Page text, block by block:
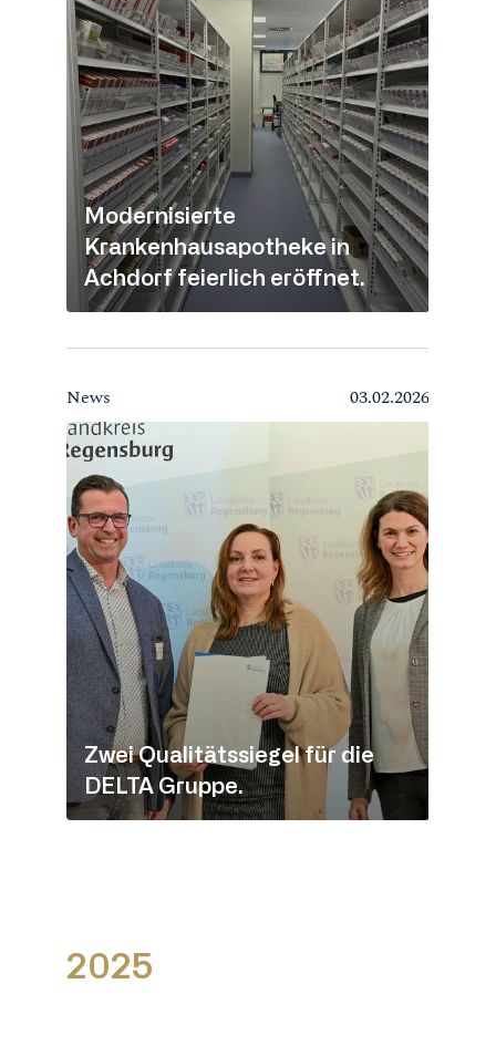
Modernisierte
Krankenhausapotheke in
Achdorf feierlich eröffnet.
News 03.02.2026
Zwei Qualitätssiegel für die
DELTA Gruppe.
2025